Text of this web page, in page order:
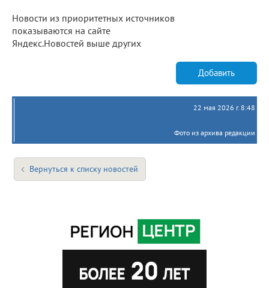
Новости из приоритетных источников
показываются на сайте
Яндекс.Новостей выше других
Добавить
22 мая 2026 г. 8:48
Фото из архива редакции
Вернуться к списку новостей